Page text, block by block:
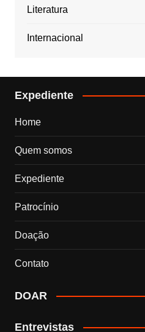
Literatura
Internacional
Expediente
Home
Quem somos
Expediente
Patrocínio
Doação
Contato
DOAR
Entrevistas